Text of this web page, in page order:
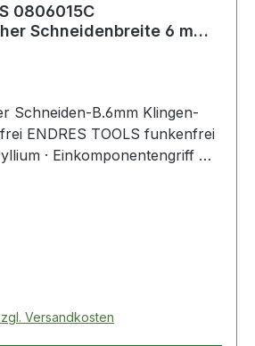
0806015C
6 mm
Schneiden-B.6mm Klingen-
ENDRES TOOLS funkenfrei
· Einkomponentengriff mit
Versandkosten